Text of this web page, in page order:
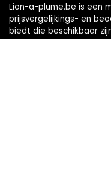
Lion-a-plume.be is een
prijsvergelijkings- en
biedt die beschikbaar
houdt via de laatst